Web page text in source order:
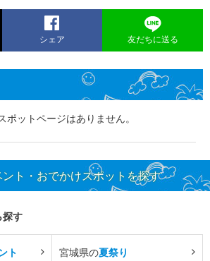
シェア 友だちに送る
ットページはありません。
ト・おでかけスポットを探す
探す
ト 宮城県の夏祭り